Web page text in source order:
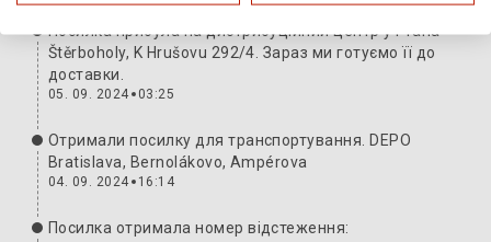
Посилка прибула на дистрибуційний центр у Praha-
Štěrboholy, K Hrušovu 292/4. Зараз ми готуємо її до
доставки.
05. 09. 2024 03:25
Отримали посилку для транспортування. DEPO
Bratislava, Bernolákovo, Ampérova
04. 09. 2024 16:14
Посилка отримала номер відстеження: